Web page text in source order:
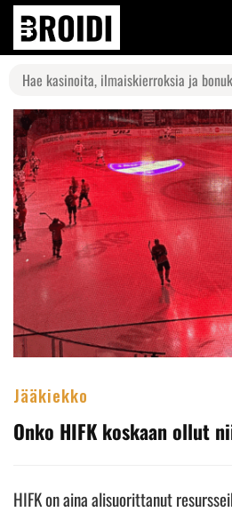
Search
for:
Jääkiekko
Onko HIFK koskaan ollut
HIFK on aina alisuorittanut